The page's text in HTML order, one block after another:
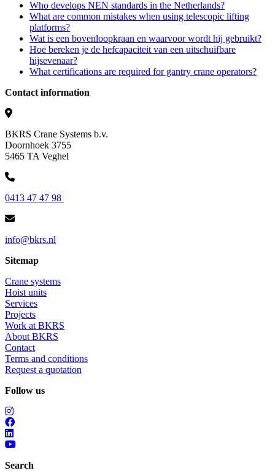
Who develops NEN standards in the Netherlands?
What are common mistakes when using telescopic lifting
platforms?
Wat is een bovenloopkraan en waarvoor wordt hij gebruikt?
Hoe bereken je de hefcapaciteit van een uitschuifbare
hijsevenaar?
What certifications are required for gantry crane operators?
Contact information
BKRS Crane Systems b.v.
Doornhoek 3755
5465 TA Veghel
0413 47 47 98
info@bkrs.nl
Sitemap
Crane systems
Hoist units
Services
Projects
Work at BKRS
About BKRS
Contact
Terms and conditions
Request a quotation
Follow us
Search